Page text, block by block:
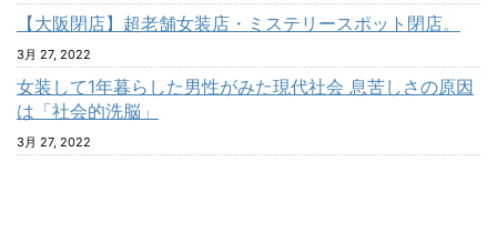
【大阪閉店】超老舗女装店・ミステリースポット閉店。
3月 27, 2022
女装して1年暮らした男性がみた現代社会 息苦しさの原因
は「社会的洗脳」
3月 27, 2022